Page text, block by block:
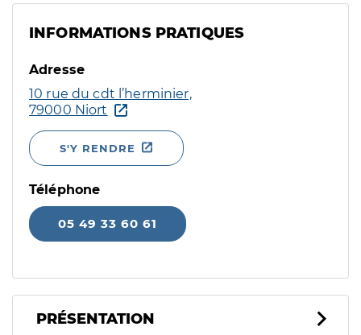
INFORMATIONS PRATIQUES
Adresse
10 rue du cdt l’herminier,
79000 Niort
S'Y RENDRE
Téléphone
05 49 33 60 61
PRÉSENTATION